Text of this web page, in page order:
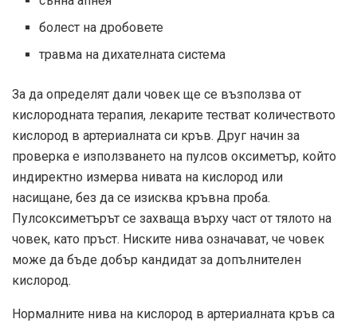
болест на дробовете
травма на дихателната система
За да определят дали човек ще се възползва от
кислородната терапия, лекарите тестват количеството
кислород в артериалната си кръв. Друг начин за
проверка е използването на пулсов оксиметър, който
индиректно измерва нивата на кислород или
насищане, без да се изисква кръвна проба.
Пулсоксиметърът се захваща върху част от тялото на
човек, като пръст. Ниските нива означават, че човек
може да бъде добър кандидат за допълнителен
кислород.
Нормалните нива на кислород в артериалната кръв са